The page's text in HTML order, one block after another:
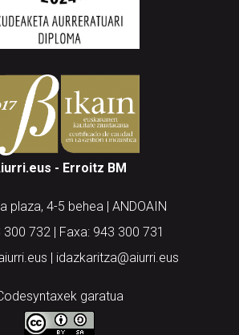
- Erroitz BM
plaza, 4-5 behea | ANDOAIN
300 732 | Faxa: 943 300 731
| idazkaritza@aiurri.eus
garatua